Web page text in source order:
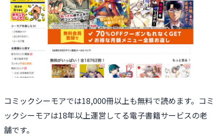
コミックシーモアでは18,000冊以上も無料で読めます。コミ
ックシーモアは18年以上運営してる電子書籍サービスの老
舗です。